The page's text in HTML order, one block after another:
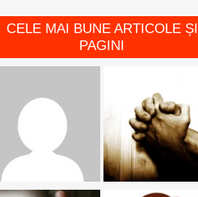
CELE MAI BUNE ARTICOLE ȘI
PAGINI